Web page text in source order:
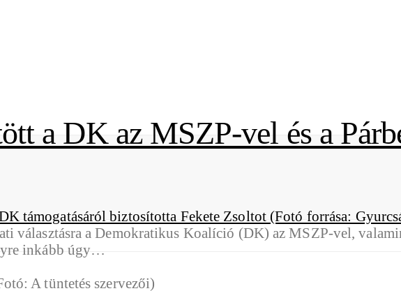
a DK az MSZP-vel és a
választásra a Demokratikus Koalíció (DK) az MSZP-vel,
inkább úgy…